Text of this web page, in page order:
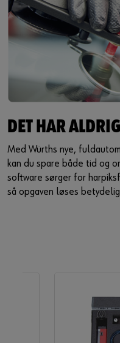
DET HAR
Med Würths nye,
kan du spare både tid og
software sørger for
så opgaven løses